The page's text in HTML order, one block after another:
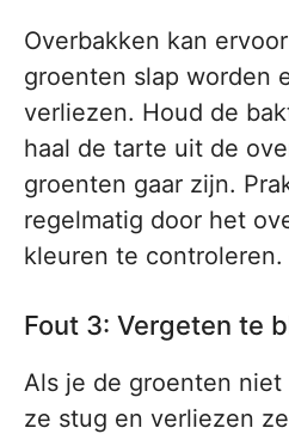
Overbakken kan
groenten slap worden
verliezen. Houd de
haal de tarte uit de
groenten gaar zijn.
regelmatig door het
kleuren te controleren.
Fout 3: Vergeten te
Als je de groenten
ze stug en verliezen